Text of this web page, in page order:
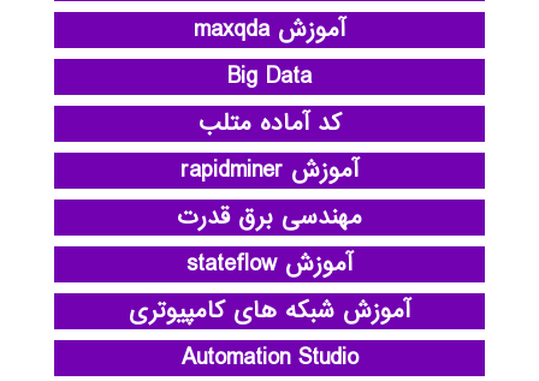
آموزش maxqda
Big Data
کد آماده متلب
آموزش rapidminer
مهندسی برق قدرت
آموزش stateflow
آموزش شبکه های کامپیوتری
Automation Studio